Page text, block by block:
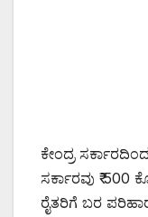
ಕೇಂದ್ರ
ಸರ್ಕಾರವು ₹ 500
ರೈತರಿಗೆ ಬರ